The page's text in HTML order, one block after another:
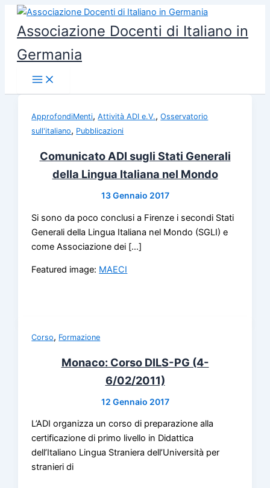
contenuto
Associazione Docenti di Italiano in
Germania
ApprofondiMenti,Attività ADI e.V.,Osservatorio
sull'italiano, Pubblicazioni
Comunicato ADI sugli Stati Generali
della Lingua Italiana nel Mondo
13 Gennaio 2017
Si sono da poco conclusi a Firenze i secondi Stati
Generali della Lingua Italiana nel Mondo (SGLI) e
come Associazione dei […]
Featured image: MAECI
Corso, Formazione
Monaco: Corso DILS-PG (4-
6/02/2011)
12 Gennaio 2017
L’ADI organizza un corso di preparazione alla
certificazione di primo livello in Didattica
dell’Italiano Lingua Straniera dell’Università per
stranieri di